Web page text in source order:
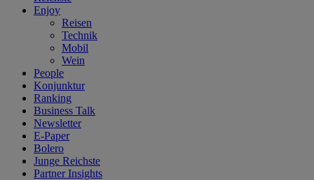
Enjoy
Reisen
Technik
Mobil
Wein
People
Konjunktur
Ranking
Business Talk
Newsletter
E-Paper
Bolero
Junge Reichste
Partner Insights